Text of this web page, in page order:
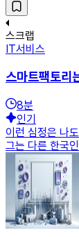
스크랩
IT서비스
스마트팩토리
8분
인기
이런 심정은 나
그는 다른 한국